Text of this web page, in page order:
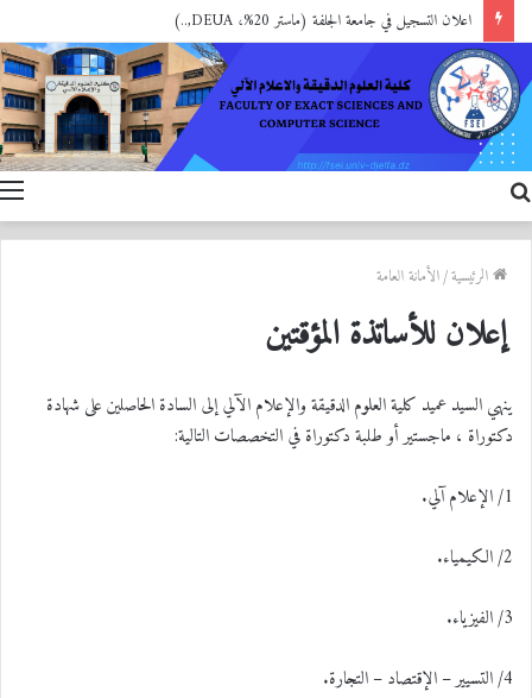
اعلان التسجيل في جامعة الجلفة (ماستر 20%، DEUA,..)
عن
الرئيسية/الأمانة العامة
إعلان للأساتذة المؤقتين
ينهي السيد عميد كلية العلوم الدقيقة والإعلام الآلي إلى السادة الحاصلين على شهادة
دكتوراة ، ماجستير أو طلبة دكتوراة في التخصصات التالية:
1/ الإعلام آلي.
2/ الكيمياء.
3/ الفيزياء.
4/ التسيير – الإقتصاد – التجارة.